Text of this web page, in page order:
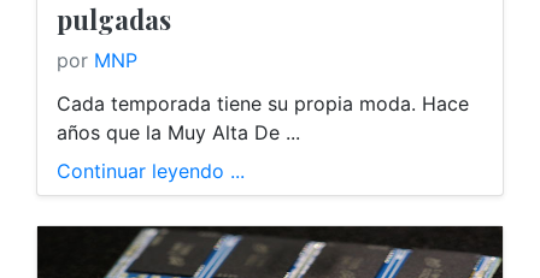
pulgadas
por MNP
Cada temporada tiene su propia moda. Hace
años que la Muy Alta De ...
Continuar leyendo ...